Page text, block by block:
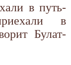
в путь-
в
Булат-